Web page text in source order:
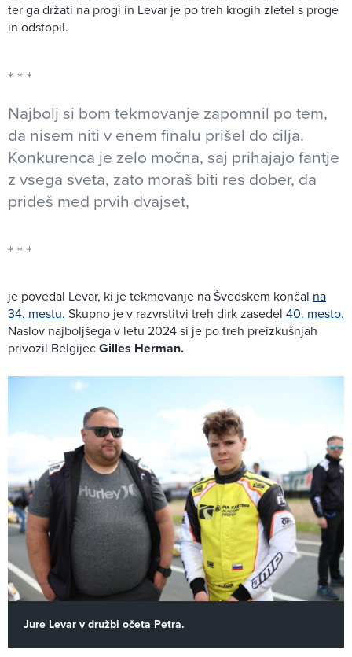
ter ga držati na progi in Levar je po treh krogih zletel s proge
in odstopil.
Najbolj si bom tekmovanje zapomnil po tem,
da nisem niti v enem finalu prišel do cilja.
Konkurenca je zelo močna, saj prihajajo fantje
z vsega sveta, zato moraš biti res dober, da
prideš med prvih dvajset,
je povedal Levar, ki je tekmovanje na Švedskem končal na
34. mestu. Skupno je v razvrstitvi treh dirk zasedel 40. mesto.
Naslov najboljšega v letu 2024 si je po treh preizkušnjah
privozil BelgijecGilles Herman.
Jure Levar v družbi očeta Petra.